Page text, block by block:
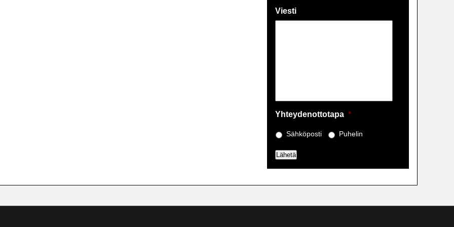
Viesti
Yhteydenottotapa *
Sähköposti Puhelin
Lähetä